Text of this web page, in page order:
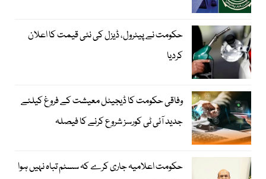
حکومت نے پیٹرول، ڈیزل کی نئی قیمت کا اعلان
کردیا
وفاقی حکومت کا ڈیجیٹل معیشت کے فروغ کیلئے
جدید آئی ٹی کورسز شروع کرنے کا فیصلہ
حکومت اعلامیہ جاری کرے کہ سسٹم تباہ نہیں ہوا